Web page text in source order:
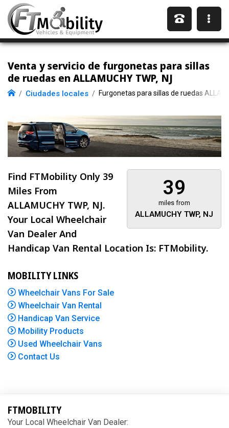
Venta y servicio de furgonetas para sillas
de ruedas en ALLAMUCHY TWP, NJ
Ciudades locales Furgonetas para sillas de ruedas
39
miles from
ALLAMUCHY TWP, NJ
Find FTMobility Only 39
Miles From
ALLAMUCHY TWP, NJ.
Your Local Wheelchair
Van Dealer And
Handicap Van Rental Location Is: FTMobility.
MOBILITY LINKS
Wheelchair Vans For Sale
Wheelchair Van Rental
Handicap Van Service
Mobility Products
Used Wheelchair Vans
Contact Us
FTMOBILITY
Your Local Wheelchair Van Dealer: